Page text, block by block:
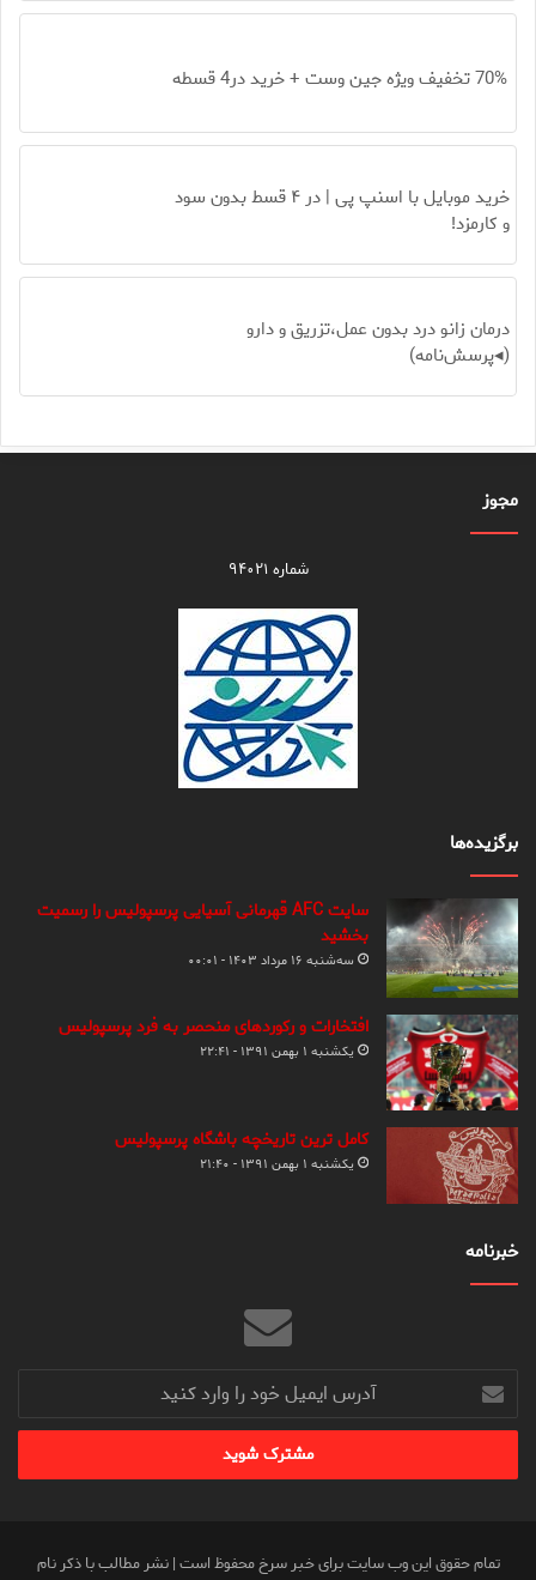
70% تخفیف ویژه جین وست + خرید در4 قسطه
خرید موبایل با اسنپ پی | در ۴ قسط بدون سود
و کارمزد!
درمان زانو درد بدون عمل،تزریق و دارو
(◂پرسش‌نامه)
مجوز
شماره ۹۴۰۲۱
برگزیده‌ها
سایت AFC قهرمانی آسیایی پرسپولیس را رسمیت
بخشید
سه‌شنبه ۱۶ مرداد ۱۴۰۳ - ۰۰:۰۱
افتخارات و رکوردهای منحصر به فرد پرسپولیس
یکشنبه ۱ بهمن ۱۳۹۱ - ۲۲:۴۱
کامل ترین تاریخچه باشگاه پرسپولیس
یکشنبه ۱ بهمن ۱۳۹۱ - ۲۱:۴۰
خبرنامه
آدرس
ایمیل
خود
وارد
تمام حقوق این وب سایت برای خبر سرخ محفوظ است | نشر مطالب با ذکر نام